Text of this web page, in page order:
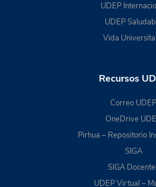
UDEP
UDEP
Vida
Recursos
Correo UDEP
OneDrive
Pirhua – Repositorio
SIGA
SIGA
UDEP Virtual –